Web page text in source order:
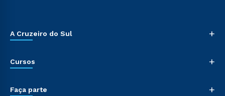
A Cruzeiro do Sul +
Cursos +
Faça parte +